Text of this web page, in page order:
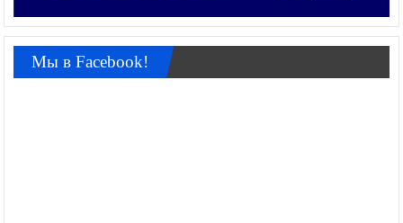
Мы в Facebook!